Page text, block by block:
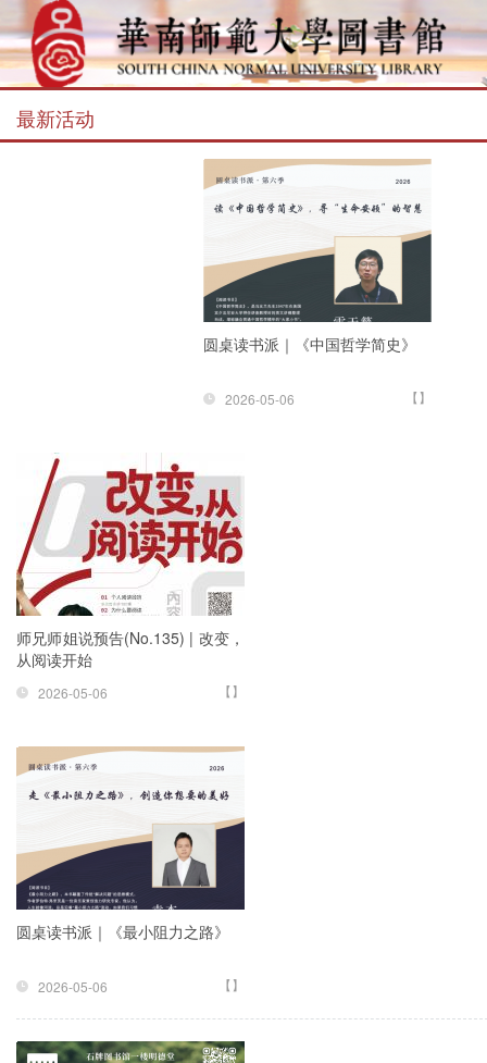
最新活动
圆桌读书派｜《中国哲学简史》
2026-05-06 【】
师兄师姐说预告(No.135) | 改变，
从阅读开始
2026-05-06 【】
圆桌读书派｜《最小阻力之路》
2026-05-06 【】